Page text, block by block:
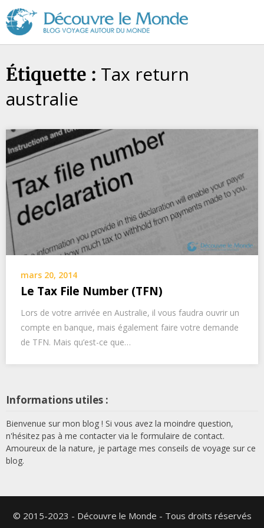
Monde
Étiquette : Tax return
australie
mars 20, 2014
Le Tax File Number (TFN)
Lors de votre arrivée en Australie, il vous faudra ouvrir un
compte en banque, mais également faire votre demande
de TFN. Mais qu’est-ce que…
Informations utiles :
Bienvenue sur mon blog ! Si vous avez la moindre question,
n'hésitez pas à me contacter via le formulaire de contact.
Amoureux de la nature, je partage mes conseils de voyage sur ce
blog.
© 2015-2023 - Découvre le Monde - Tous droits réservés